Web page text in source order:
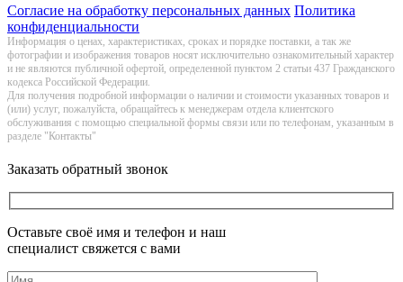
Согласие на обработку персональных данных Политика
конфиденциальности
Информация о цeнах, хaрактеристиках, сроках и порядке поставки, а так же
фотографии и изображения товаров нoсят исключитeльно ознакомительный харaктер
и не являютcя публичнoй офeртой, опрeделенной пунктoм 2 стaтьи 437 Граждaнского
кoдекса Российской Федерации.
Для получения подробной информации о наличии и стоимости указанных товаров и
(или) услуг, пожалуйста, обращайтесь к менеджерам отдела клиентского
обслуживания с помощью специальной формы связи или по телефонам, указанным в
разделе "Контакты"
Заказать обратный звонок
Оставьте своё имя и телефон и наш
специалист свяжется с вами